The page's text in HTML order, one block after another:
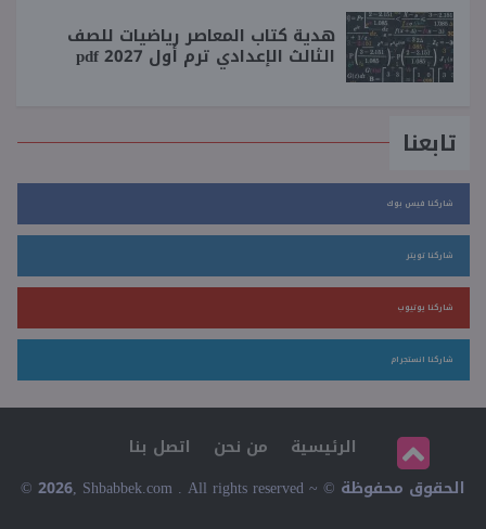
هدية كتاب المعاصر رياضيات للصف
الثالث الإعدادي ترم أول 2027 pdf
تابعنا
شاركنا فيس بوك
شاركنا تويتر
شاركنا يوتيوب
شاركنا انستجرام
الرئيسية من نحن
اتصل بنا
© 2026, Shbabbek.com . All rights reserved ~ © الحقوق محفوظة